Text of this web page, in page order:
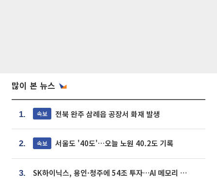
많이 본 뉴스
1. 속보 전북 완주 삼례읍 공장서 화재 발생
2. 속보 서울도 '40도'…오늘 노원 40.2도 기록
3. SK하이닉스, 용인·청주에 54조 투자…AI 메모리 생산기지 키운다